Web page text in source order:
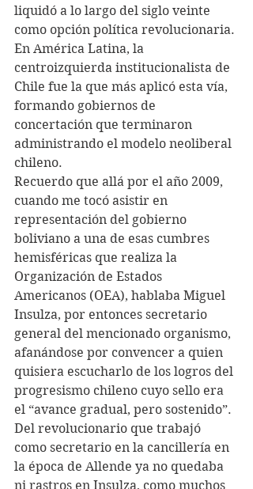
liquidó a lo largo del siglo veinte
como opción política revolucionaria.
En América Latina, la
centroizquierda institucionalista de
Chile fue la que más aplicó esta vía,
formando gobiernos de
concertación que terminaron
administrando el modelo neoliberal
chileno.
Recuerdo que allá por el año 2009,
cuando me tocó asistir en
representación del gobierno
boliviano a una de esas cumbres
hemisféricas que realiza la
Organización de Estados
Americanos (OEA), hablaba Miguel
Insulza, por entonces secretario
general del mencionado organismo,
afanándose por convencer a quien
quisiera escucharlo de los logros del
progresismo chileno cuyo sello era
el “avance gradual, pero sostenido”.
Del revolucionario que trabajó
como secretario en la cancillería en
la época de Allende ya no quedaba
ni rastros en Insulza, como muchos